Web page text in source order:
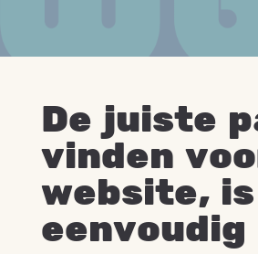
De juiste
vinden
website,
eenvoudig